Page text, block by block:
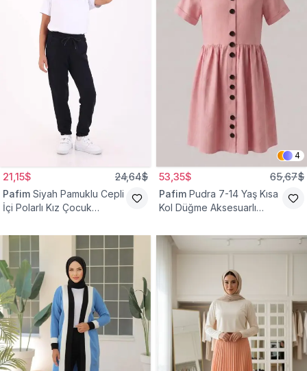
21,15$ 24,64$
Pafim Siyah Pamuklu Cepli
İçi Polarlı Kız Çocuk
4
53,35$ 65,67$
Pafim Pudra 7-14 Yaş Kısa
Kol Düğme Aksesuarlı